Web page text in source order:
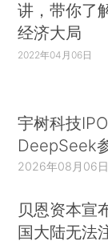
讲，带你了
经济大局
2022年04月06日
宇树科技
DeepSeek
2026年08月06日
贝恩资本宣
国大陆无法